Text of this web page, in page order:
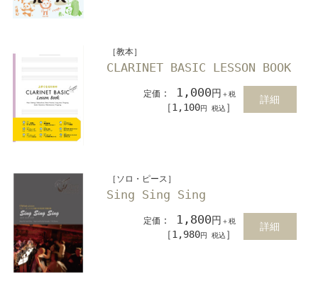
［教本］
CLARINET BASIC LESSON BOOK
定価 ： 1,000円 ＋税
［1,100円 税込 ］
詳細
［ソロ・ピース］
Sing Sing Sing
定価 ： 1,800円 ＋税
［1,980円 税込 ］
詳細